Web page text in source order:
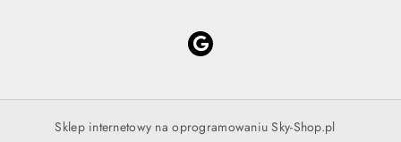
Sklep internetowy na oprogramowaniu Sky-Shop.pl